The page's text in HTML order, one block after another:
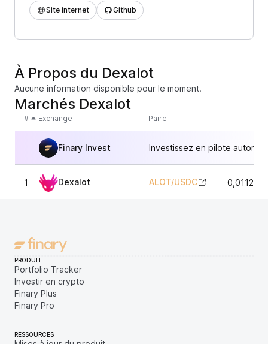
Site internet Github
À Propos du Dexalot
Aucune information disponible pour le moment.
Marchés Dexalot
# Exchange Paire
Finary Invest Investissez en pilote
1 Dexalot ALOT/USDC
PRODUIT
Portfolio Tracker
Investir en crypto
Finary Plus
Finary Pro
RESSOURCES